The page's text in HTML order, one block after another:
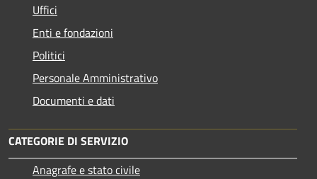
Uffici
Enti e fondazioni
Politici
Personale Amministrativo
Documenti e dati
CATEGORIE DI SERVIZIO
Anagrafe e stato civile